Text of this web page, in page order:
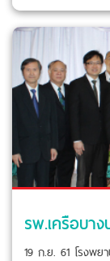
19 ก.ย. 61 โรงพย